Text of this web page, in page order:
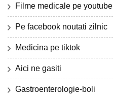
Filme medicale pe youtube
Pe facebook noutati zilnic
Medicina pe tiktok
Aici ne gasiti
Gastroenterologie-boli